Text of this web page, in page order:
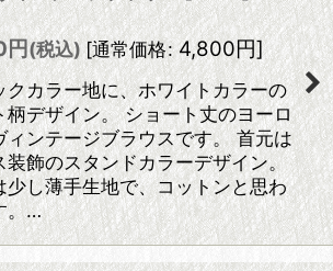
円(税込) [通常価格: 4,800円]
クカラー地に、ホワイトカラーの
柄デザイン。 ショート丈のヨーロ
ィンテージブラウスです。 首元は
装飾のスタンドカラーデザイン。
少し薄手生地で、コットンと思わ
。…